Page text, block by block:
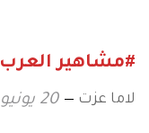
#مشاهير العرب
لاما عزت 20 يونيو 2010